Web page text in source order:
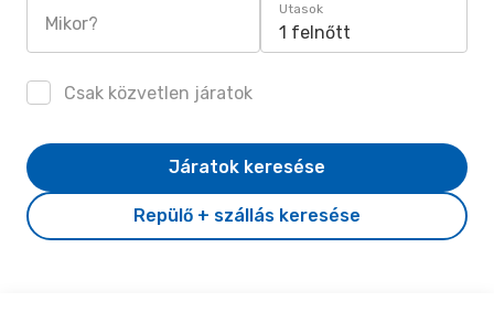
Mikor?
Utasok
1 felnőtt
Csak közvetlen járatok
Repülő + szállás keresése
Járatok keresése